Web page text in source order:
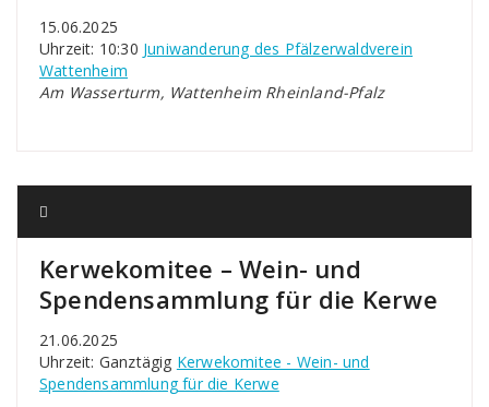
15.06.2025
Uhrzeit: 10:30 Juniwanderung des Pfälzerwaldverein
Wattenheim
Am Wasserturm, Wattenheim Rheinland-Pfalz
Kerwekomitee – Wein- und
Spendensammlung für die Kerwe
21.06.2025
Uhrzeit: Ganztägig Kerwekomitee - Wein- und
Spendensammlung für die Kerwe